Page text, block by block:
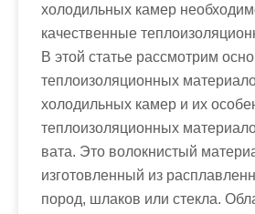
холодильных камер
качественные
В этой статье рассмотрим
теплоизоляционных
холодильных камер и их
теплоизоляционных
вата. Это волокнистый
изготовленный из
пород, шлаков или стекла.